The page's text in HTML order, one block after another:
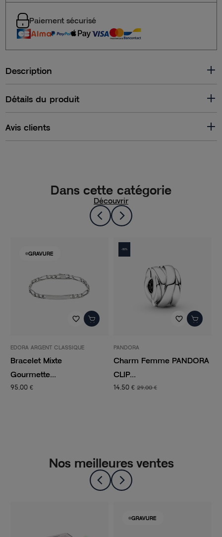
Paiement sécurisé
Description
Détails du produit
Avis clients
Dans cette catégorie
Découvrir
GRAVURE
favorite_border
EDORA ARGENT CLASSIQUE
Bracelet Mixte
Gourmette...
95,00 €
favorite_border
PANDORA
Charm Femme PANDORA
CLIP...
14,50 € 29,00 €
-50%
Nos meilleures ventes
GRAVURE